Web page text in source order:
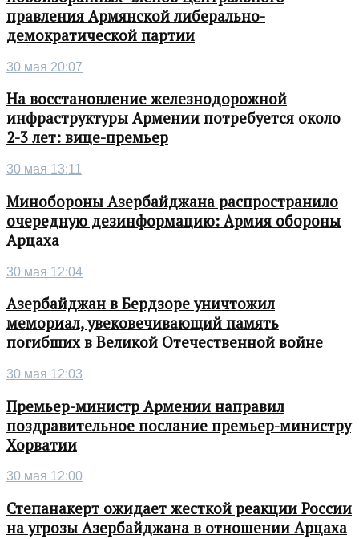
правления Армянской либерально-
демократической партии
30 мая 20:07
На восстановление железнодорожной
инфраструктуры Армении потребуется около
2-3 лет: вице-премьер
30 мая 13:11
Минобороны Азербайджана распространило
очередную дезинформацию: Армия обороны
Арцаха
30 мая 12:04
Азербайджан в Бердзоре уничтожил
мемориал, увековечивающий память
погибших в Великой Отечественной войне
30 мая 12:03
Премьер-министр Армении направил
поздравительное послание премьер-министру
Хорватии
30 мая 12:00
Степанакерт ожидает жесткой реакции России
на угрозы Азербайджана в отношении Арцаха